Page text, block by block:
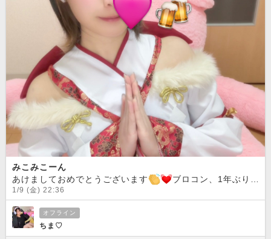
みこみこーん
あけましておめでとうございます
ブロコン、1年ぶりくらいだー！2026年もよろしくお願いします！今年のおみくじは末吉でした
1/9 (金) 22:36
オフライン
ちま♡